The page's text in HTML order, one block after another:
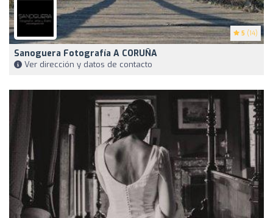
5 (14)
Sanoguera Fotografía A CORUÑA
Ver dirección y datos de contacto